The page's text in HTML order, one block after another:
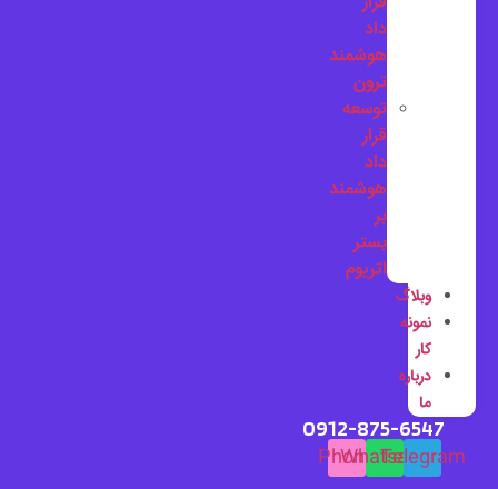
داد
هوشمند
ترون
توسعه
قرار
داد
هوشمند
بر
بستر
اتریوم
وبلاگ
نمونه
کار
درباره
ما
0912-875-6547
Telegram
Whatsapp
Phone